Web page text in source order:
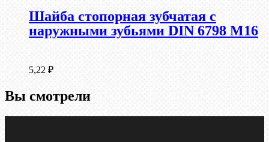
Шайба стопорная зубчатая с
наружными зубьями DIN 6798 М16
5,22 ₽
Вы смотрели